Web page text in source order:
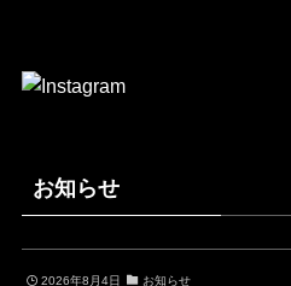
お知らせ
2026年8月4日 お知らせ